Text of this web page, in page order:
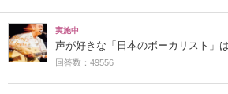
実施中
声が好きな「日本のボーカリスト」
回答数：49556